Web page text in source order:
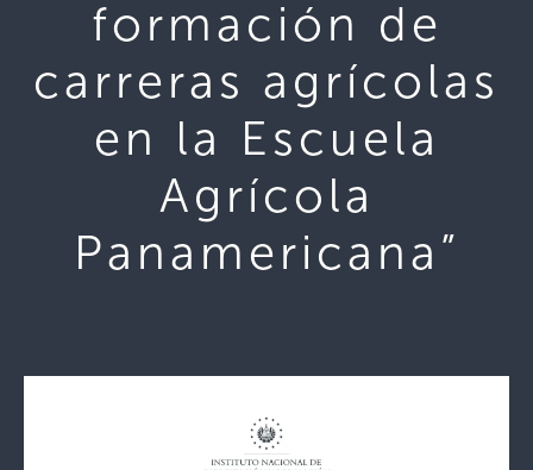
formación de
carreras agrícolas
en la Escuela
Agrícola
Panamericana”